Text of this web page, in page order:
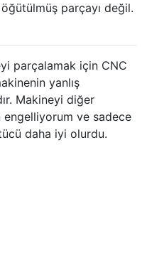
parçayı değil.
parçalamak için CNC
yanlış
Makineyi diğer
ve sadece
daha iyi olurdu.